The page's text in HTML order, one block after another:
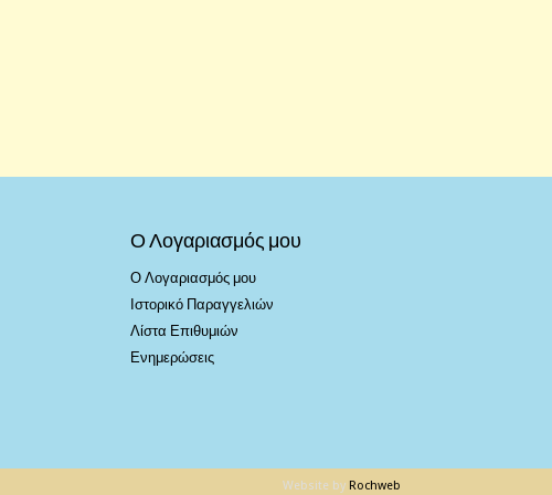
Ο Λογαριασμός μου
Ο Λογαριασμός μου
Ιστορικό Παραγγελιών
Λίστα Επιθυμιών
Ενημερώσεις
Website by Rochweb